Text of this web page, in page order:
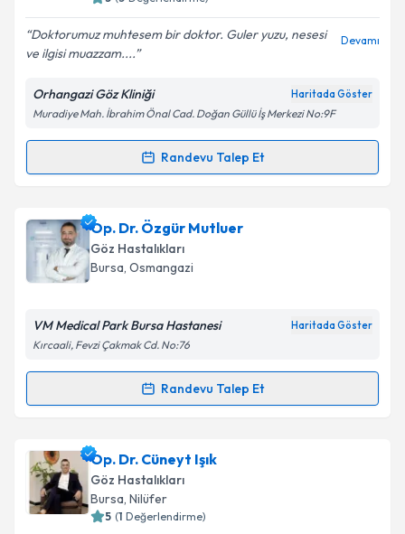
Kişisel verilerimin işlenmesine ilişkin
Aydınlatma
Metni'ni okudum ve kişisel verilerimin belirtilen
kapsamda işlenmesini kabul ediyorum.
Doktorumuz muhtesem bir doktor. Guler yuzu, nesesi
ve ilgisi muazzam....
Devamı
Orhangazi Göz Kliniği Haritada Göster
Muradiye Mah. İbrahim Önal Cad. Doğan Güllü İş Merkezi No:9F
Randevu Talep Et
Randevu Takvimi Talebi
Op. Dr. Esin İlhan Turaniçin randevu takvimi talebi
oluşturun. Size bu uzmandan randevu almanız için bir
takvim hazırlandığında e-posta ile bilgilendireceğiz.
Kişisel verilerimin işlenmesine ilişkin
Metni'ni okudum ve kişisel verilerimin belirtilen
Takvim Talebini Gönder
Op. Dr. Özgür Mutluer
Göz Hastalıkları
Bursa, Osmangazi
VM Medical Park Bursa Hastanesi Haritada Göster
Kırcaali, Fevzi Çakmak Cd. No:76
Randevu Talep Et
Randevu Takvimi Talebi
Op. Dr. Özgür Mutlueriçin randevu takvimi talebi
oluşturun. Size bu uzmandan randevu almanız için bir
takvim hazırlandığında e-posta ile bilgilendireceğiz.
Op. Dr. Cüneyt Işık
Göz Hastalıkları
Bursa, Nilüfer
5 (1 Değerlendirme)